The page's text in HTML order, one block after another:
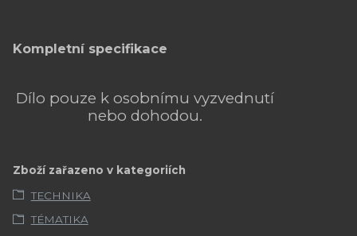
Kompletní specifikace
Dílo pouze k osobnímu vyzvednutí
nebo dohodou.
Zboží zařazeno v kategoriích
TECHNIKA
TÉMATIKA